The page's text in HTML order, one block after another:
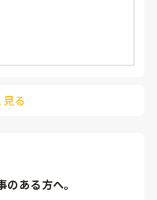
る
ある方へ。